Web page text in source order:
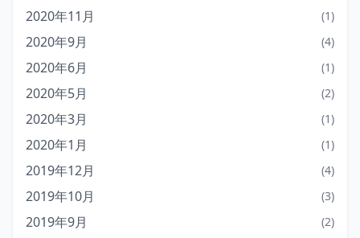
2020年11月 (1)
2020年9月 (4)
2020年6月 (1)
2020年5月 (2)
2020年3月 (1)
2020年1月 (1)
2019年12月 (4)
2019年10月 (3)
2019年9月 (2)